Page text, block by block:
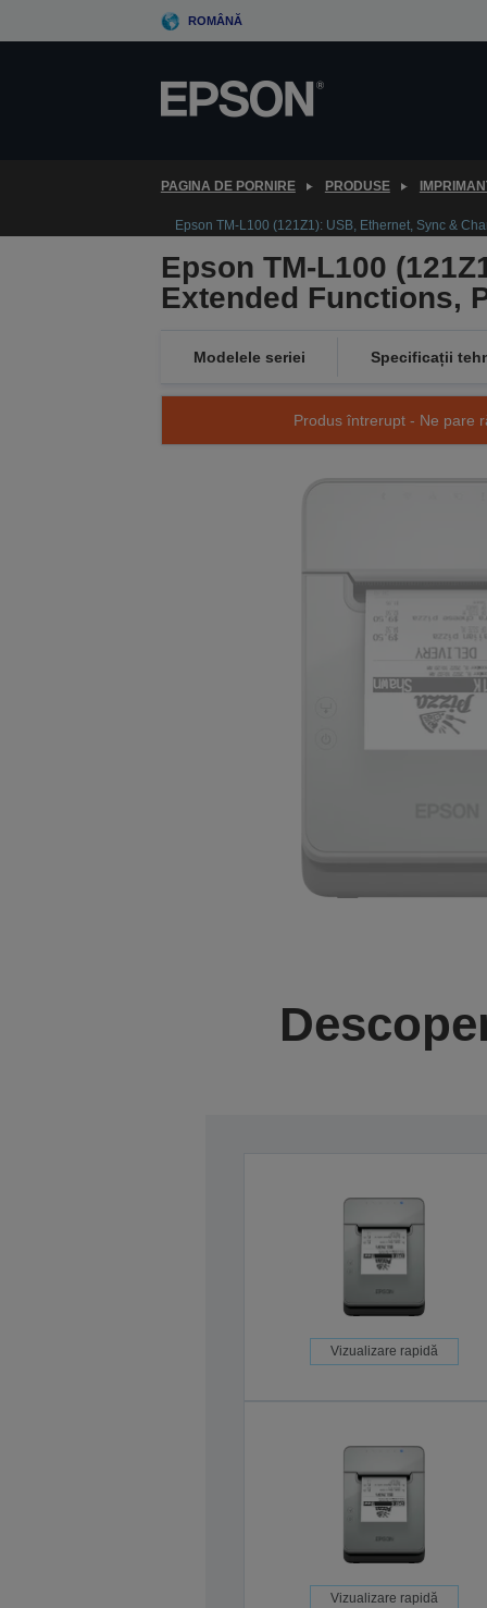
to
ROMÂNĂ
PAGINA DE PORNIRE PRODUSE
Epson TM-L100 (121Z1): USB, Ethernet, Sync &
Epson TM-L100
Extended Functions,
Modelele seriei Specificații
Produs întrerupt - Ne pare
Vizualizare rapidă
Vizualizare rapidă